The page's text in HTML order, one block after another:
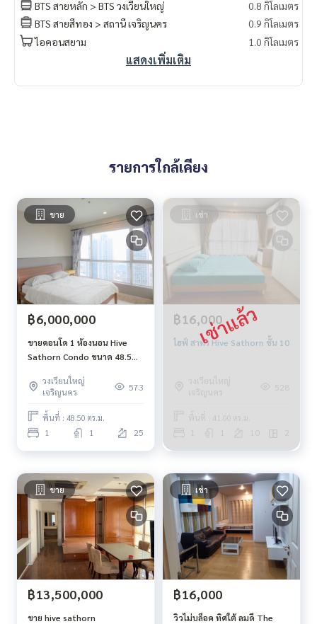
BTS สายหลัก > BTS วงเวียนใหญ่
0.8 กิโลเมตร
BTS สายสีทอง > สถานี เจริญนคร
0.9 กิโลเมตร
ไอคอนสยาม
1.0 กิโลเมตร
แสดงเพิ่มเติม
รายการใกล้เคียง
ขาย
฿6,000,000
ขายคอนโด 1 ห้องนอน Hive
Sathorn Condo ขนาด 48.5
ห้องมุม เงียบสงบ
วงเวียนใหญ่
เจริญนคร
573
พื้นที่ : 48.50 ตร.ม.
1 1 25
เช่า
฿16,000
ไฮฟ์ สาทร Hive Sathorn ชั้น 10
วงเวียนใหญ่
เจริญนคร
528
พื้นที่ : 41.00 ตร.ม.
10
ขาย
฿13,500,000
ขาย hive sathorn
เช่า
฿16,000
วิวไม่บล็อค ทิศใต้ ลมดี The